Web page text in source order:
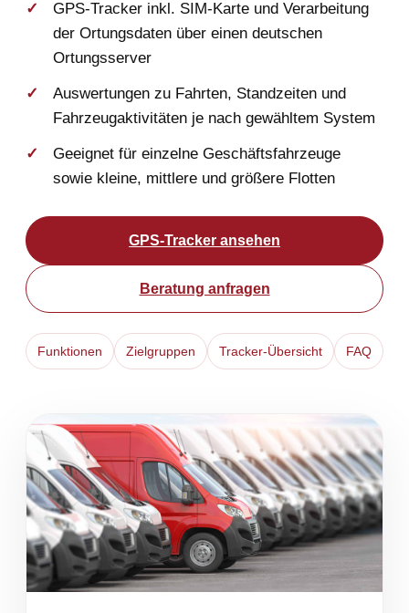
GPS-Tracker inkl. SIM-Karte und Verarbeitung
der Ortungsdaten über einen deutschen
Ortungsserver
Auswertungen zu Fahrten, Standzeiten und
Fahrzeugaktivitäten je nach gewähltem System
Geeignet für einzelne Geschäftsfahrzeuge
sowie kleine, mittlere und größere Flotten
GPS-Tracker ansehen
Beratung anfragen
Funktionen Zielgruppen Tracker-Übersicht FAQ